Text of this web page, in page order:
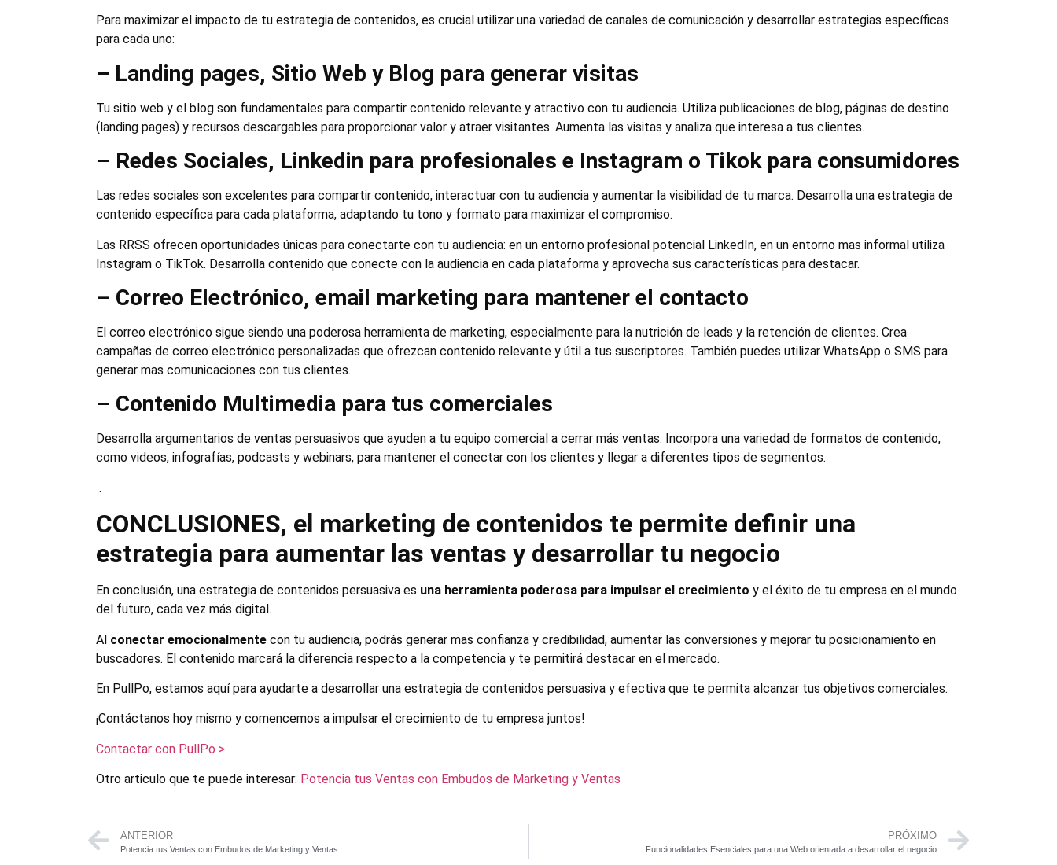
Para maximizar el impacto de tu estrategia de contenidos, es crucial utilizar una variedad de canales de comunicación y desarrollar estrategias específicas
para cada uno:
– Landing pages, Sitio Web y Blog para generar visitas
Tu sitio web y el blog son fundamentales para compartir contenido relevante y atractivo con tu audiencia. Utiliza publicaciones de blog, páginas de destino
(landing pages) y recursos descargables para proporcionar valor y atraer visitantes. Aumenta las visitas y analiza que interesa a tus clientes.
– Redes Sociales, Linkedin para profesionales e Instagram o Tikok para consumidores
Las redes sociales son excelentes para compartir contenido, interactuar con tu audiencia y aumentar la visibilidad de tu marca. Desarrolla una estrategia de
contenido específica para cada plataforma, adaptando tu tono y formato para maximizar el compromiso.
Las RRSS ofrecen oportunidades únicas para conectarte con tu audiencia: en un entorno profesional potencial LinkedIn, en un entorno mas informal utiliza
Instagram o TikTok. Desarrolla contenido que conecte con la audiencia en cada plataforma y aprovecha sus características para destacar.
– Correo Electrónico, email marketing para mantener el contacto
El correo electrónico sigue siendo una poderosa herramienta de marketing, especialmente para la nutrición de leads y la retención de clientes. Crea
campañas de correo electrónico personalizadas que ofrezcan contenido relevante y útil a tus suscriptores. También puedes utilizar WhatsApp o SMS para
generar mas comunicaciones con tus clientes.
– Contenido Multimedia para tus comerciales
Desarrolla argumentarios de ventas persuasivos que ayuden a tu equipo comercial a cerrar más ventas. Incorpora una variedad de formatos de contenido,
como videos, infografías, podcasts y webinars, para mantener el conectar con los clientes y llegar a diferentes tipos de segmentos.
.
CONCLUSIONES, el marketing de contenidos te permite definir una
estrategia para aumentar las ventas y desarrollar tu negocio
En conclusión, una estrategia de contenidos persuasiva es una herramienta poderosa para impulsar el crecimiento y el éxito de tu empresa en el mundo
del futuro, cada vez más digital.
Al conectar emocionalmente con tu audiencia, podrás generar mas confianza y credibilidad, aumentar las conversiones y mejorar tu posicionamiento en
buscadores. El contenido marcará la diferencia respecto a la competencia y te permitirá destacar en el mercado.
En PullPo, estamos aquí para ayudarte a desarrollar una estrategia de contenidos persuasiva y efectiva que te permita alcanzar tus objetivos comerciales.
¡Contáctanos hoy mismo y comencemos a impulsar el crecimiento de tu empresa juntos!
Contactar con PullPo >
Otro articulo que te puede interesar: Potencia tus Ventas con Embudos de Marketing y Ventas
ANTERIOR
Potencia tus Ventas con Embudos de Marketing y Ventas
PRÓXIMO
Funcionalidades Esenciales para una Web orientada a desarrollar el negocio